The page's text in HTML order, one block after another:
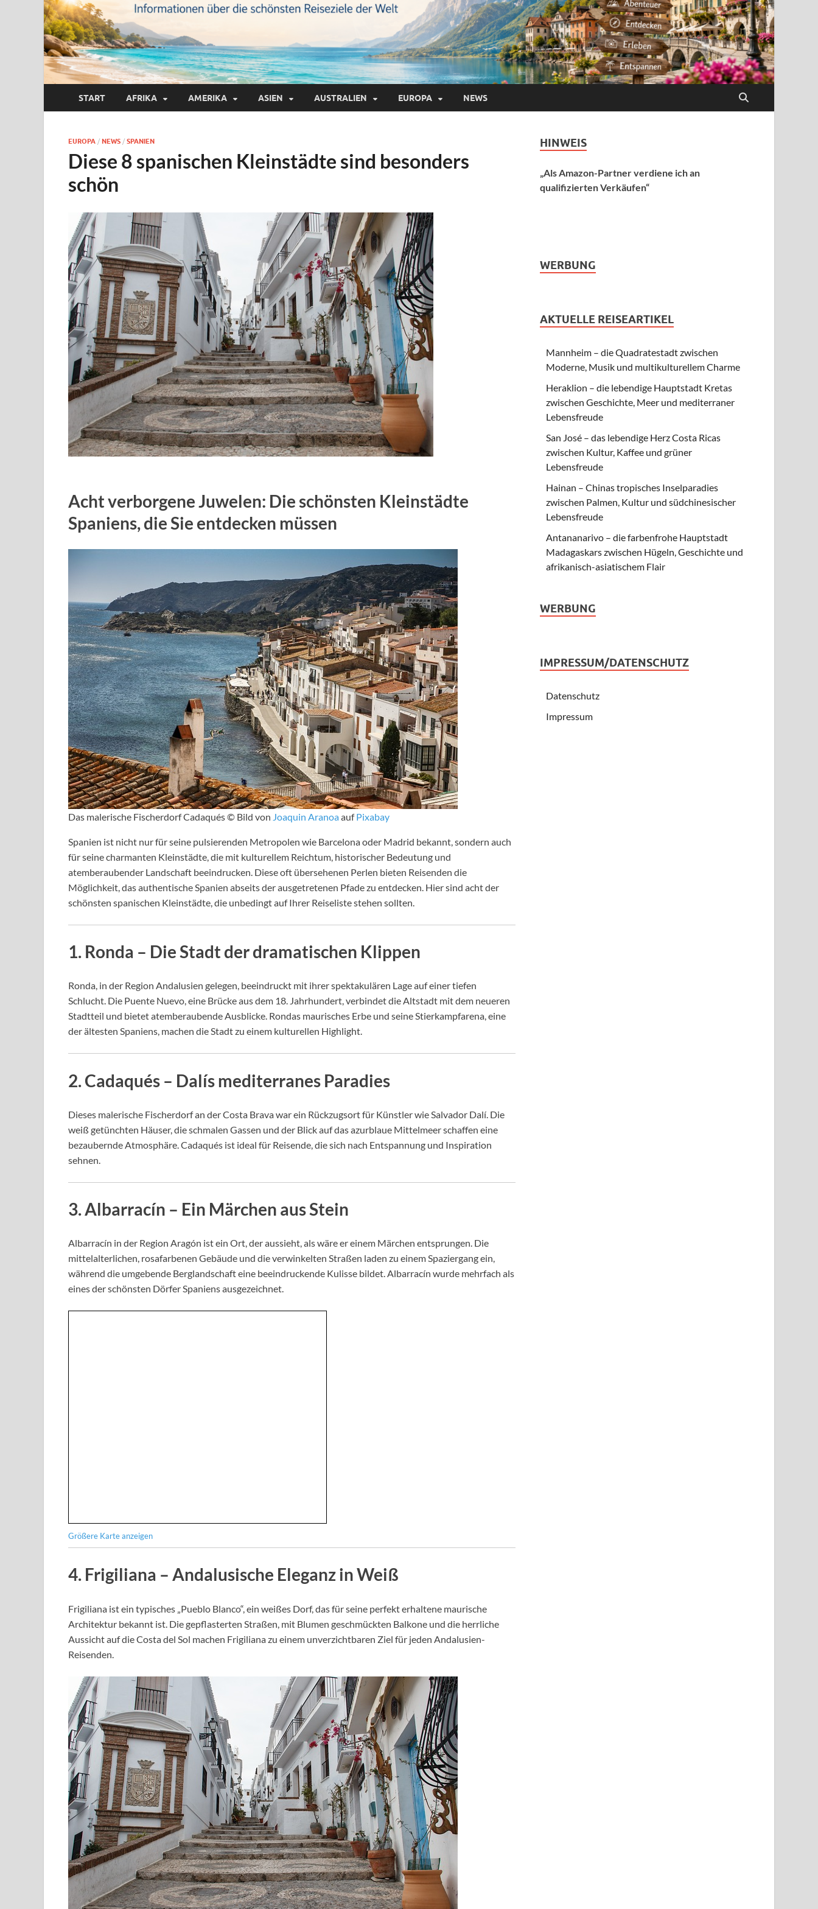
START AFRIKA AMERIKA ASIEN AUSTRALIEN EUROPA NEWS
EUROPA / NEWS / SPANIEN
Diese 8 spanischen Kleinstädte sind besonders
schön
Acht verborgene Juwelen: Die schönsten Kleinstädte
Spaniens, die Sie entdecken müssen
Das malerische Fischerdorf Cadaqués © Bild von Joaquin AranoaaufPixabay
Spanien ist nicht nur für seine pulsierenden Metropolen wie Barcelona oder Madrid bekannt, sondern auch
für seine charmanten Kleinstädte, die mit kulturellem Reichtum, historischer Bedeutung und
atemberaubender Landschaft beeindrucken. Diese oft übersehenen Perlen bieten Reisenden die
Möglichkeit, das authentische Spanien abseits der ausgetretenen Pfade zu entdecken. Hier sind acht der
schönsten spanischen Kleinstädte, die unbedingt auf Ihrer Reiseliste stehen sollten.
1. Ronda – Die Stadt der dramatischen Klippen
Ronda, in der Region Andalusien gelegen, beeindruckt mit ihrer spektakulären Lage auf einer tiefen
Schlucht. Die Puente Nuevo, eine Brücke aus dem 18. Jahrhundert, verbindet die Altstadt mit dem neueren
Stadtteil und bietet atemberaubende Ausblicke. Rondas maurisches Erbe und seine Stierkampfarena, eine
der ältesten Spaniens, machen die Stadt zu einem kulturellen Highlight.
2.Cadaqués – Dalís mediterranes Paradies
Dieses malerische Fischerdorf an der Costa Brava war ein Rückzugsort für Künstler wie Salvador Dalí. Die
weiß getünchten Häuser, die schmalen Gassen und der Blick auf das azurblaue Mittelmeer schaffen eine
bezaubernde Atmosphäre. Cadaqués ist ideal für Reisende, die sich nach Entspannung und Inspiration
sehnen.
3.Albarracín – Ein Märchen aus Stein
Albarracín in der Region Aragón ist ein Ort, der aussieht, als wäre er einem Märchen entsprungen. Die
mittelalterlichen, rosafarbenen Gebäude und die verwinkelten Straßen laden zu einem Spaziergang ein,
während die umgebende Berglandschaft eine beeindruckende Kulisse bildet. Albarracín wurde mehrfach als
eines der schönsten Dörfer Spaniens ausgezeichnet.
Größere Karte anzeigen
4. Frigiliana – Andalusische Eleganz in Weiß
Frigiliana ist ein typisches „Pueblo Blanco“, ein weißes Dorf, das für seine perfekt erhaltene maurische
Architektur bekannt ist. Die gepflasterten Straßen, mit Blumen geschmückten Balkone und die herrliche
Aussicht auf die Costa del Sol machen Frigiliana zu einem unverzichtbaren Ziel für jeden Andalusien-
Reisenden.
HINWEIS
„Als Amazon-Partner verdiene ich an
qualifizierten Verkäufen“
WERBUNG
AKTUELLE REISEARTIKEL
Mannheim – die Quadratestadt zwischen
Moderne, Musik und multikulturellem Charme
Heraklion – die lebendige Hauptstadt Kretas
zwischen Geschichte, Meer und mediterraner
Lebensfreude
San José – das lebendige Herz Costa Ricas
zwischen Kultur, Kaffee und grüner
Lebensfreude
Hainan – Chinas tropisches Inselparadies
zwischen Palmen, Kultur und südchinesischer
Lebensfreude
Antananarivo – die farbenfrohe Hauptstadt
Madagaskars zwischen Hügeln, Geschichte und
afrikanisch-asiatischem Flair
WERBUNG
IMPRESSUM/DATENSCHUTZ
Datenschutz
Impressum